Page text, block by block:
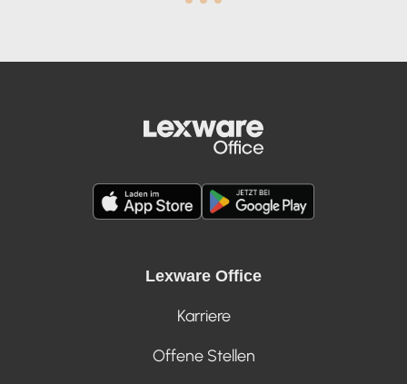
Lexware Office
Karriere
Offene Stellen